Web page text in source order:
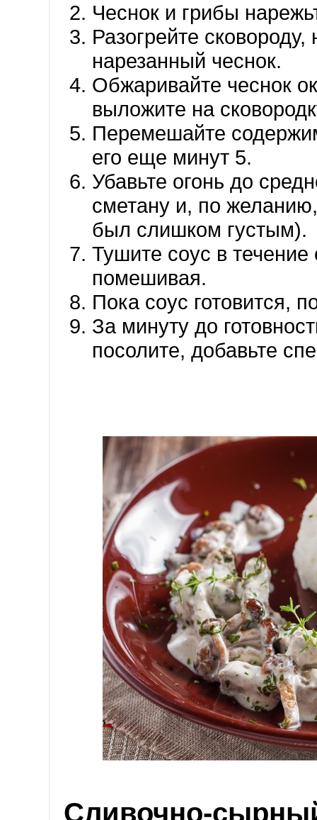
Чеснок и грибы
Разогрейте
нарезанный чеснок.
Обжаривайте чеснок
выложите на
Перемешайте
его еще минут 5.
Убавьте огонь до
сметану и, по
был слишком густым).
Тушите соус в
помешивая.
Пока соус готовится,
За минуту до
посолите, добавьте
Сливочно-